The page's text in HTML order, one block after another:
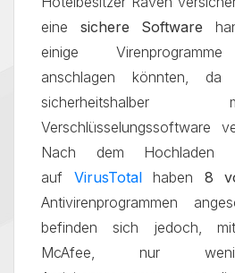
eine sichere Software
einige
anschlagen könnten,
Verschlüsselungssoftware
Nach dem Hochladen
auf VirusTotalhaben 8
Antivirenprogrammen
befinden sich jedoch,
McAfee, nur